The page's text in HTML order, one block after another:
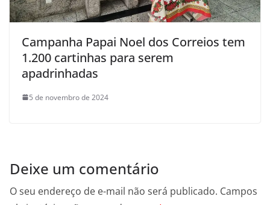
Campanha Papai Noel dos Correios tem
1.200 cartinhas para serem
apadrinhadas
5 de novembro de 2024
Deixe um comentário
O seu endereço de e-mail não será publicado. Campos